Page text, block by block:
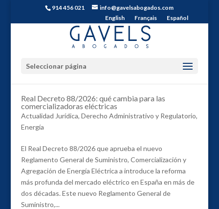
914 456 021
info@gavelsabogados.com
English
Français Español
Seleccionar página
Real Decreto 88/2026: qué cambia para las
comercializadoras eléctricas
Actualidad Jurídica, Derecho Administrativo y Regulatorio,
Energía
El Real Decreto 88/2026 que aprueba el nuevo
Reglamento General de Suministro, Comercialización y
Agregación de Energía Eléctrica a introduce la reforma
más profunda del mercado eléctrico en España en más de
dos décadas. Este nuevo Reglamento General de
Suministro,...